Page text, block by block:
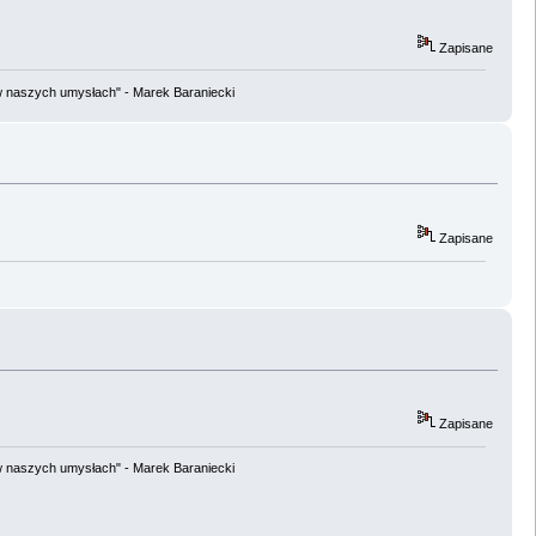
Zapisane
umysłach" - Marek Baraniecki
Zapisane
Zapisane
umysłach" - Marek Baraniecki